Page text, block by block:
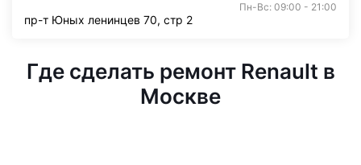
Пн-Вс: 09:00 - 21:00
пр-т Юных ленинцев 70, стр 2
Где сделать ремонт Renault в
Москве